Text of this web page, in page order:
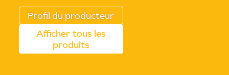
Profil du producteur
Afficher tous les
produits